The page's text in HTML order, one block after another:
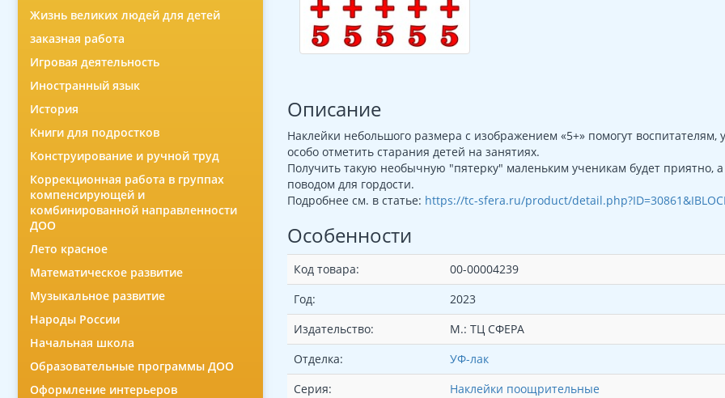
Жизнь великих людей для детей
заказная работа
Игровая деятельность
Иностранный язык
История
Книги для подростков
Конструирование и ручной труд
Коррекционная работа в группах
компенсирующей и
комбинированной направленности
ДОО
Лето красное
Математическое развитие
Музыкальное развитие
Народы России
Начальная школа
Образовательные программы ДОО
Оформление интерьеров
Описание
Наклейки небольшого размера с изображением «5+» помогут
особо отметить старания детей на занятиях.
Получить такую необычную "пятерку" маленьким ученикам будет приятно, а
поводом для гордости.
Подробнее см. в статье: https://tc-sfera.ru/product/
Особенности
Код товара:
00-00004239
Год:
2023
Издательство:
М.: ТЦ СФЕРА
Отделка:
УФ-лак
Серия:
Наклейки поощрительные